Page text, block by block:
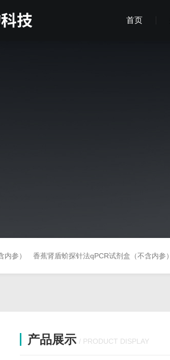
首页
参） 香蕉肾盾蚧探针法qPCR试剂盒（不含内参）
产品展示 / PRODUCT DISPLAY